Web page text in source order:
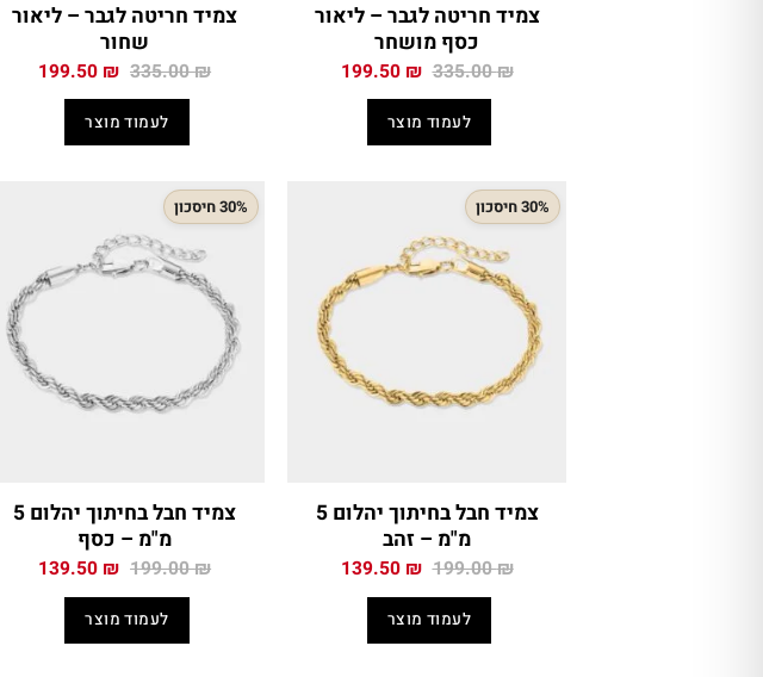
צמיד חריטה לגבר – ליאור
כסף מושחר
335.00₪ המחיר
335.00 ₪.
199.50 ₪
לעמוד מוצר
צמיד חריטה לגבר – ליאור
שחור
335.00₪ המחיר
335.00 ₪.
199.50 ₪ המחיר
לעמוד מוצר
30% חיסכון
צמיד חבל בחיתוך יהלום 5
מ"מ – זהב
199.00₪ המחיר
היה:
199.00 ₪.
139.50 ₪
לעמוד מוצר
30% חיסכון
צמיד חבל בחיתוך יהלום 5
מ"מ – כסף
199.00₪ המחיר
היה:
199.00 ₪.
139.50 ₪ המחיר
לעמוד מוצר